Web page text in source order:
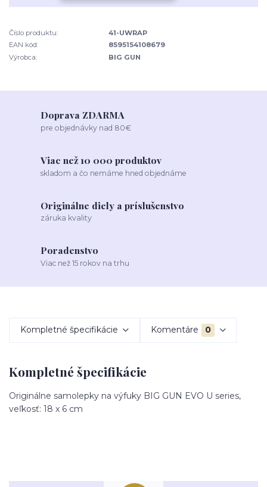
Číslo produktu:
41-UWRAP
EAN kód:
8595154108679
Výrobca:
BIG GUN
Doprava ZDARMA
pre objednávky nad 80€
Viac než 10 000 produktov
skladom a čo nemáme hned objednáme
Originálne diely a príslušenstvo
záruka kvality
Poradenstvo
Viac než 15 rokov na trhu
Kompletné špecifikácie Komentáre 0
Kompletné špecifikácie
Originálne samolepky na výfuky BIG GUN EVO U series,
veľkosť: 18 x 6 cm